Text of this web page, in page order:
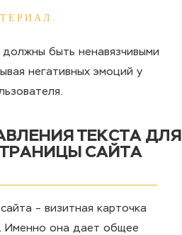
быть ненавязчивыми
негативных эмоций у
ТЕКСТА ДЛЯ
САЙТА
– визитная карточка
Именно она дает общее